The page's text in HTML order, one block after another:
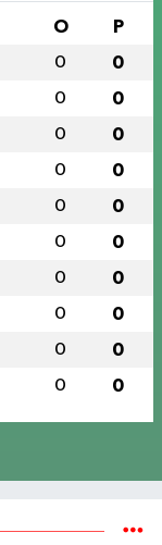
O P
0 0
0 0
0 0
0 0
0 0
0 0
0 0
0 0
0 0
0 0